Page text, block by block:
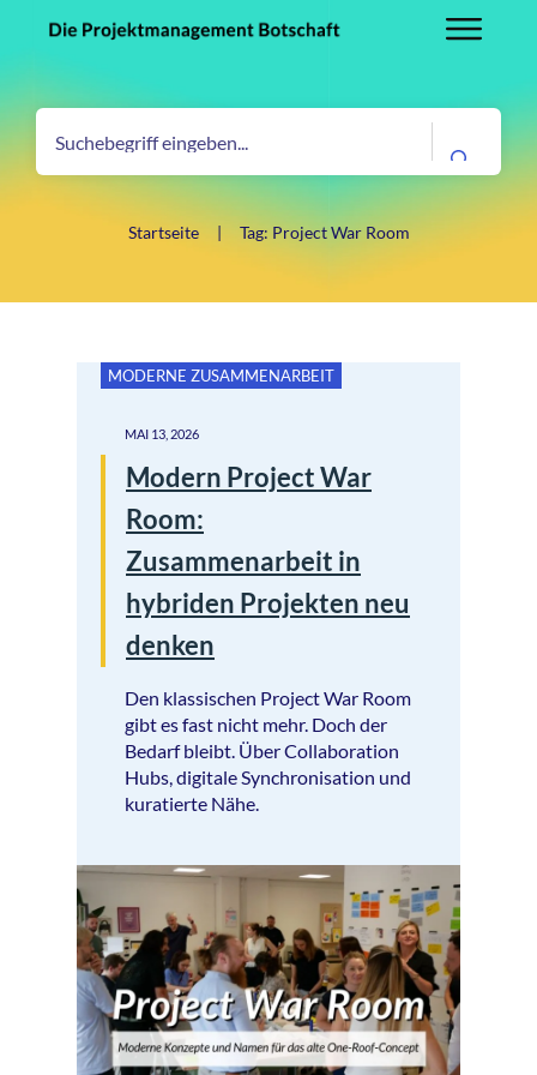
Startseite | Tag: Project War Room
MODERNE ZUSAMMENARBEIT
MAI 13, 2026
Modern Project War
Room:
Zusammenarbeit in
hybriden Projekten neu
denken
Den klassischen Project War Room
gibt es fast nicht mehr. Doch der
Bedarf bleibt. Über Collaboration
Hubs, digitale Synchronisation und
kuratierte Nähe.